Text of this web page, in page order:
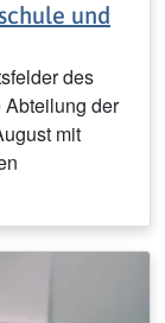
und
des
Abteilung der
mit